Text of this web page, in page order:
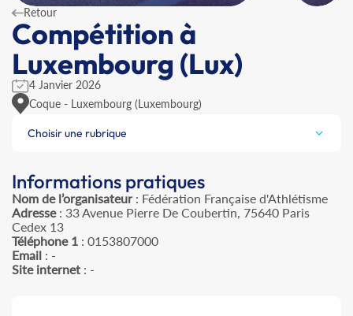
Retour
Compétition à
Luxembourg (Lux)
4 Janvier 2026
Coque - Luxembourg (Luxembourg)
Choisir une rubrique
Informations pratiques
Nom de l’organisateur: Fédération Française d'Athlétisme
Adresse: 33 Avenue Pierre De Coubertin, 75640 Paris
Cedex 13
Téléphone 1 : 0153807000
Email : -
Site internet : -